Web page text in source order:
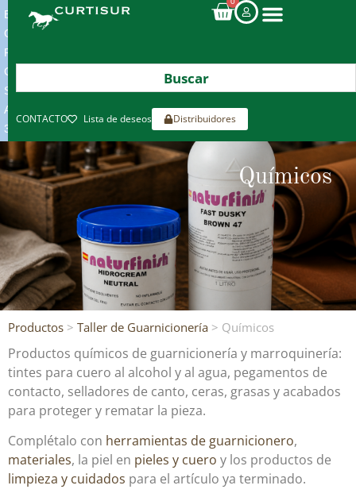
ENVIOS
GRATIS
POR
COMPRAS
SUPERIORES
A
300€*
CONTACTO Lista de deseos Distribuidores
Químicos
Productos > Taller de Guarnicionería > Químicos
Productos químicos de guarnicionería y marroquinería:
tintes para cuero al alcohol y al agua, pegamentos de
contacto, selladores de canto, ceras, grasas y acabados
para proteger y rematar la pieza.
Complétalo con herramientas de guarnicionero,
materiales, la piel en pieles y cuero y los productos de
limpieza y cuidados para el artículo ya terminado.